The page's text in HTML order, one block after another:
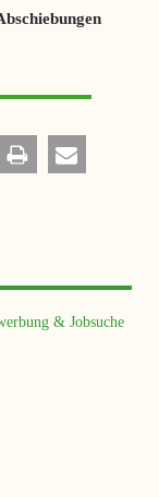
& Jobsuche